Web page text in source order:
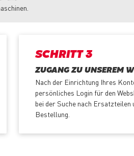
SCHRITT 3
ZUGANG ZU UNSEREM
Nach der Einrichtung Ihres
persönliches Login für den
bei der Suche nach Ersatzteilen
Bestellung.